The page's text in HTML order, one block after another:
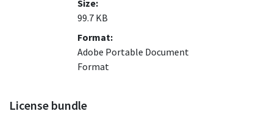
Size:
99.7 KB
Format:
Adobe Portable Document
Format
License bundle